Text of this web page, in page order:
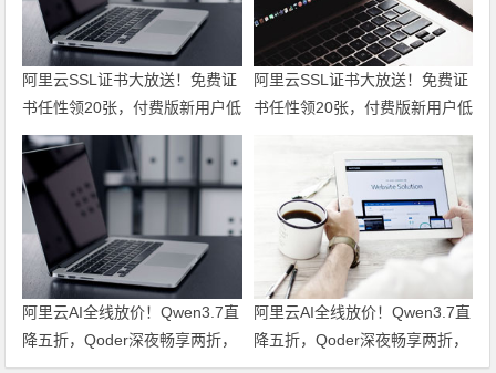
阿里云SSL证书大放送！免费证
书任性领20张，付费版新用户低
至6折仅95元起，一站式满足全
场景HTTPS安全需求！领代金
券
阿里云SSL证书大放送！免费证
书任性领20张，付费版新用户低
至6折仅95元起，一站式满足全
场景HTTPS安全需求！
阿里云AI全线放价！Qwen3.7直
降五折，Qoder深夜畅享两折，
文生视频六折起，全栈AI特惠一
阿里云AI全线放价！Qwen3.7直
降五折，Qoder深夜畅享两折，
文生视频六折起，全栈AI特惠一